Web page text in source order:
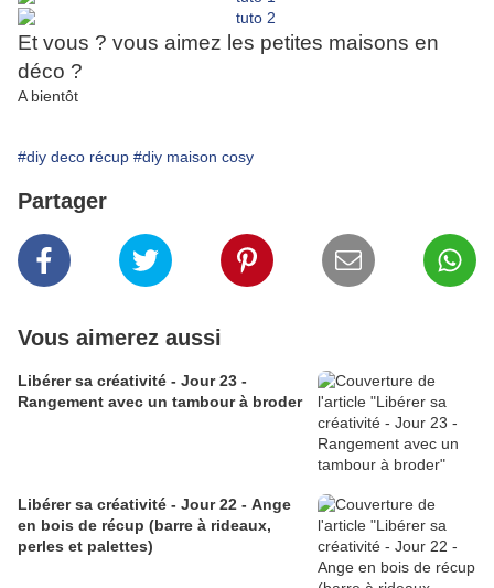
Et vous ? vous aimez les petites maisons en
déco ?
A bientôt
#diy deco récup #diy maison cosy
Partager
Vous aimerez aussi
Libérer sa créativité - Jour 23 -
Rangement avec un tambour à broder
Libérer sa créativité - Jour 22 - Ange
en bois de récup (barre à rideaux,
perles et palettes)